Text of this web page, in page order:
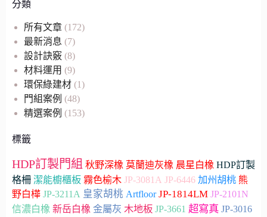
分類
所有文章 (172)
最新消息 (7)
設計訣竅 (8)
材料運用 (9)
環保綠建材 (1)
門組案例 (48)
精選案例 (153)
標籤
HDP訂製門組 秋野深橡 莫蘭迪灰橡 晨星白橡 HDP訂製
格柵 潔能櫥櫃板 霧色榆木 JP-3081A JP-6446 加州胡桃 熊
野白樺 JP-3211A 皇家胡桃 Artfloor JP-1814LM JP-2101N
信濃白橡 新岳白橡 金屬灰 木地板 JP-3661 超寫真 JP-3016